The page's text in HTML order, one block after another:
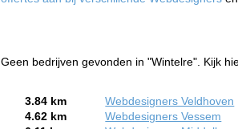
Geen bedrijven gevonden in "Wintelre". Kijk
3.84 km
Webdesigners Veldhoven
4.62 km
Webdesigners Vessem